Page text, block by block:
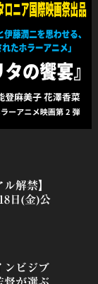
解禁】
日(金)公
ンビジブ